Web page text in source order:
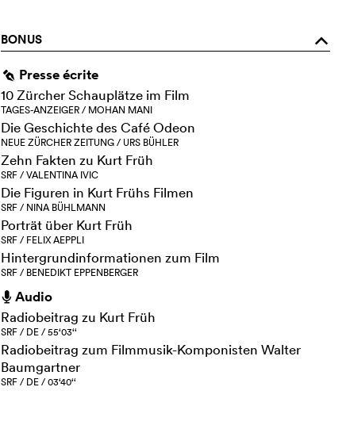
BONUS o
g Presse écrite
10 Zürcher Schauplätze im Film
TAGES-ANZEIGER / MOHAN MANI
Die Geschichte des Café Odeon
NEUE ZÜRCHER ZEITUNG / URS BÜHLER
Zehn Fakten zu Kurt Früh
SRF / VALENTINA IVIC
Die Figuren in Kurt Frühs Filmen
SRF / NINA BÜHLMANN
Porträt über Kurt Früh
SRF / FELIX AEPPLI
Hintergrundinformationen zum Film
SRF / BENEDIKT EPPENBERGER
h Audio
Radiobeitrag zu Kurt Früh
SRF / DE / 55‘03‘‘
Radiobeitrag zum Filmmusik-Komponisten Walter
Baumgartner
SRF / DE / 03‘40‘‘